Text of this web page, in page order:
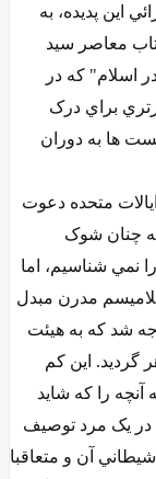
اين پديده، به
معاصر سيد
در اسلام" که در
براي درک
ها به دوران
مصري، که در سال 1947 به ايالات متحده دعوت
به چنان شوک
نمي شناسيم، اما
مدرن مبدل
شد که به هيئت
گرديد. اين کم
را که شايد
در يک مرد توصيف
آن و متعاقبا